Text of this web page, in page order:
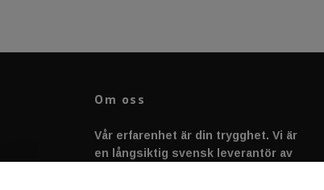
Om oss
Vår erfarenhet är din trygghet. Vi är
en långsiktig svensk leverantör av